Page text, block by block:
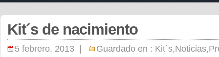
Kit´s de nacimiento
5 febrero, 2013 | Guardado en : Kit´s,Noticias,